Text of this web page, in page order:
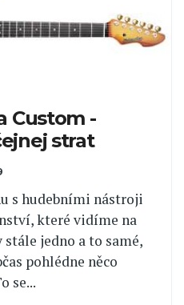
Custom -
strat
s hudebními nástroji
které vidíme na
jedno a to samé,
pohlédne něco
se...